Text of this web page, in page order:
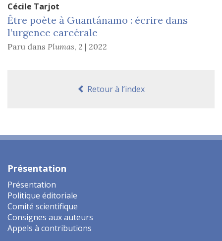
Cécile Tarjot
Être poète à Guantánamo : écrire dans
l’urgence carcérale
Paru dans Plumas, 2 | 2022
Retour à l’index
Présentation
Présentation
Politique éditoriale
Comité scientifique
Consignes aux auteurs
Appels à contributions